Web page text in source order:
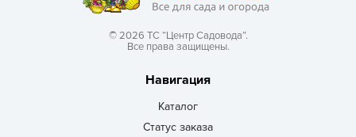
© 2026 ТС “Центр Садовода”.
Все права защищены.
Навигация
Каталог
Статус заказа